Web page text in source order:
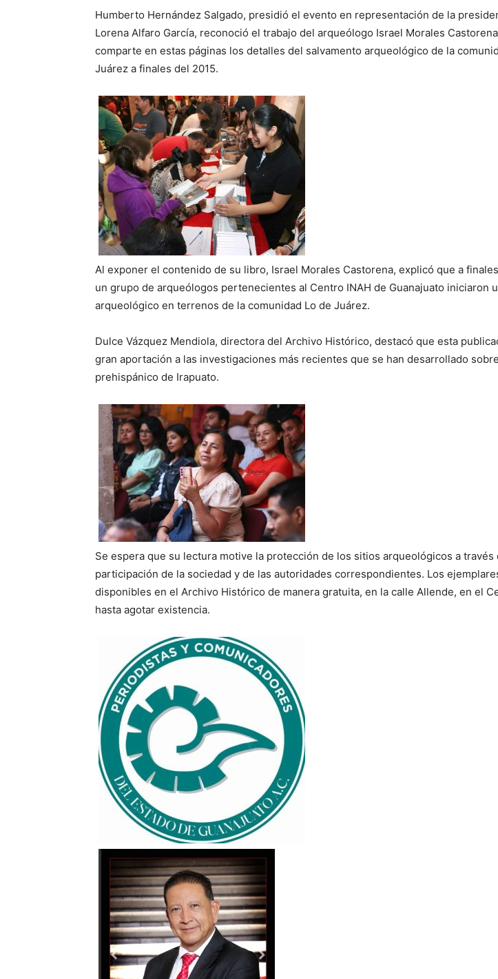
Humberto Hernández Salgado, presidió el evento en representación de la
Lorena Alfaro García, reconoció el trabajo del arqueólogo Israel Morales
comparte en estas páginas los detalles del salvamento arqueológico de la
Juárez a finales del 2015.
Al exponer el contenido de su libro, Israel Morales Castorena, explicó que a
un grupo de arqueólogos pertenecientes al Centro INAH de Guanajuato iniciaron
arqueológico en terrenos de la comunidad Lo de Juárez.
Dulce Vázquez Mendiola, directora del Archivo Histórico, destacó que esta
gran aportación a las investigaciones más recientes que se han desarrollado
prehispánico de Irapuato.
Se espera que su lectura motive la protección de los sitios arqueológicos a través
participación de la sociedad y de las autoridades correspondientes. Los
disponibles en el Archivo Histórico de manera gratuita, en la calle Allende, en el
hasta agotar existencia.